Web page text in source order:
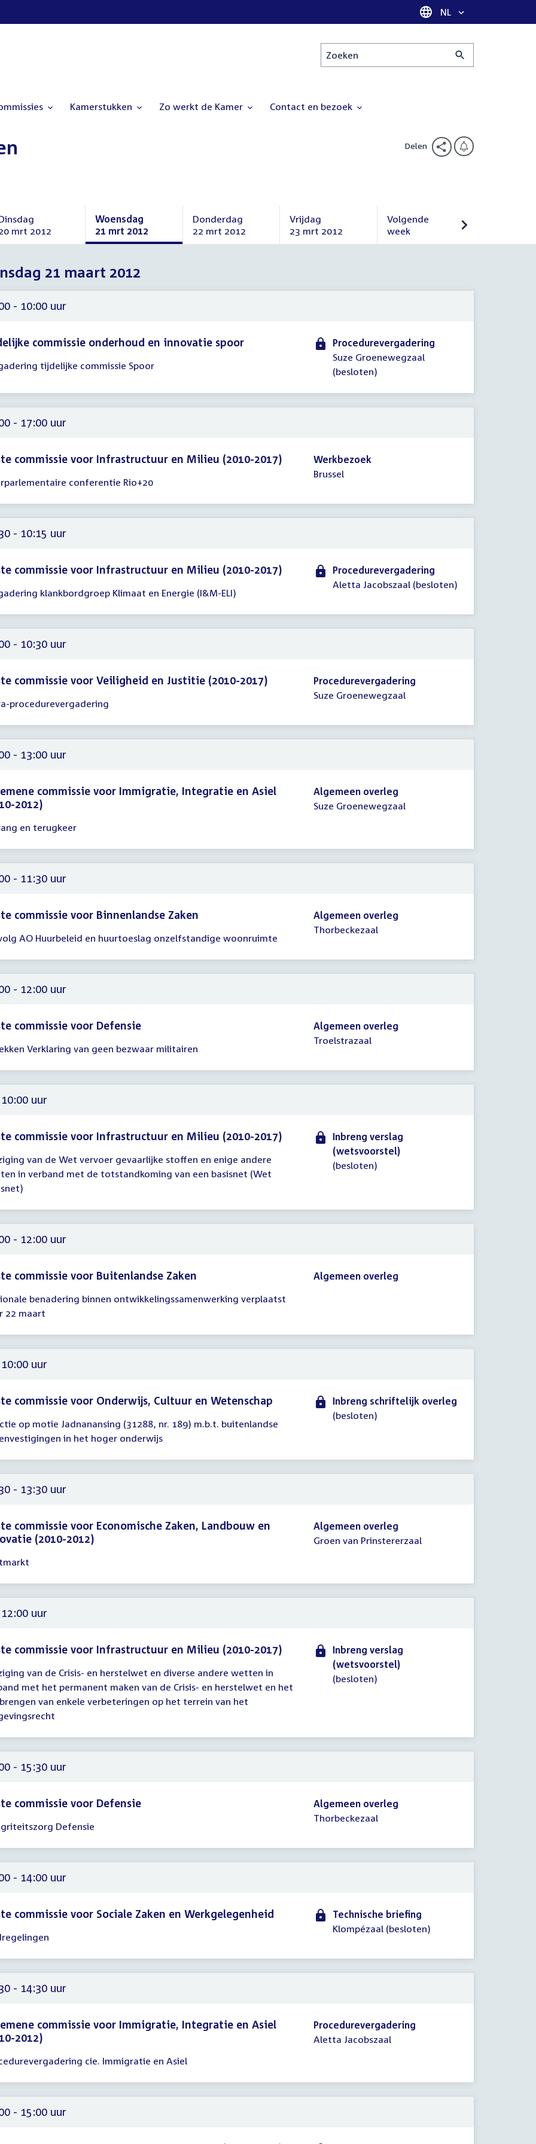
Taal selectie
NL
Zoeken
Kamerstukken Zo werkt de Kamer Contact en bezoek
Delen
mrt 2012
maart
Woensdag
21 mrt 2012
Woensdag
maart
2012
Donderdag
22 mrt 2012
Donderdag
Vrijdag
23 mrt 2012
Vrijdag
Volgende
week
Volgende
21 maart 2012
- 10:00 uur
commissie onderhoud en innovatie spoor
tijdelijke commissie Spoor
Procedurevergadering
Suze Groenewegzaal
(besloten)
- 17:00 uur
commissie voor Infrastructuur en Milieu (2010-2017)
conferentie Rio+20
Werkbezoek
Brussel
- 10:15 uur
commissie voor Infrastructuur en Milieu (2010-2017)
klankbordgroep Klimaat en Energie (I&M-ELI)
Procedurevergadering
Aletta Jacobszaal (besloten)
- 10:30 uur
commissie voor Veiligheid en Justitie (2010-2017)
procedurevergadering
Procedurevergadering
Suze Groenewegzaal
- 13:00 uur
commissie voor Immigratie, Integratie en Asiel
2012)
en terugkeer
Algemeen overleg
Suze Groenewegzaal
- 11:30 uur
commissie voor Binnenlandse Zaken
AO Huurbeleid en huurtoeslag onzelfstandige woonruimte
Algemeen overleg
Thorbeckezaal
- 12:00 uur
commissie voor Defensie
Verklaring van geen bezwaar militairen
Algemeen overleg
Troelstrazaal
uur
commissie voor Infrastructuur en Milieu (2010-2017)
van de Wet vervoer gevaarlijke stoffen en enige andere
in verband met de totstandkoming van een basisnet (Wet
Inbreng verslag
(wetsvoorstel)
(besloten)
- 12:00 uur
commissie voor Buitenlandse Zaken
benadering binnen ontwikkelingssamenwerking verplaatst
22 maart
Algemeen overleg
uur
commissie voor Onderwijs, Cultuur en Wetenschap
op motie Jadnanansing (31288, nr. 189) m.b.t. buitenlandse
in het hoger onderwijs
Inbreng schriftelijk overleg
(besloten)
- 13:30 uur
commissie voor Economische Zaken, Landbouw en
(2010-2012)
Algemeen overleg
Groen van Prinstererzaal
uur
commissie voor Infrastructuur en Milieu (2010-2017)
van de Crisis- en herstelwet en diverse andere wetten in
met het permanent maken van de Crisis- en herstelwet en het
van enkele verbeteringen op het terrein van het
Inbreng verslag
(wetsvoorstel)
(besloten)
- 15:30 uur
commissie voor Defensie
Defensie
Algemeen overleg
Thorbeckezaal
- 14:00 uur
commissie voor Sociale Zaken en Werkgelegenheid
Technische briefing
Klompézaal (besloten)
- 14:30 uur
commissie voor Immigratie, Integratie en Asiel
2012)
cie. Immigratie en Asiel
Procedurevergadering
Aletta Jacobszaal
- 15:00 uur